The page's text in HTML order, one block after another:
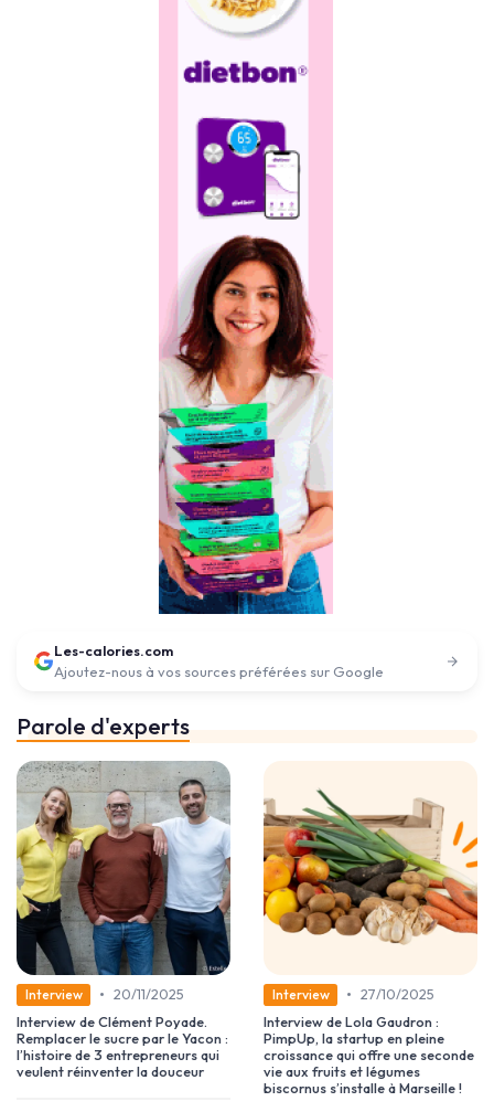
Les-calories.com
Ajoutez-nous à vos sources préférées sur Google
Parole d'experts
Interview • 20/11/2025
Interview de Clément Poyade.
Remplacer le sucre par le Yacon :
l’histoire de 3 entrepreneurs qui
veulent réinventer la douceur
Interview • 27/10/2025
Interview de Lola Gaudron :
PimpUp, la startup en pleine
croissance qui offre une seconde
vie aux fruits et légumes
biscornus s’installe à Marseille !